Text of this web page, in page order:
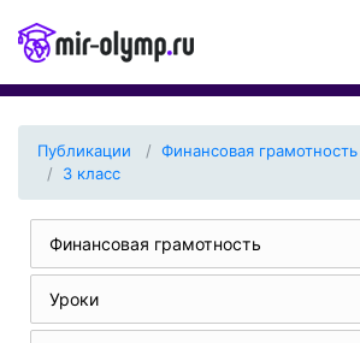
Публикации Финансовая грамотность
3 класс
Финансовая грамотность
Уроки